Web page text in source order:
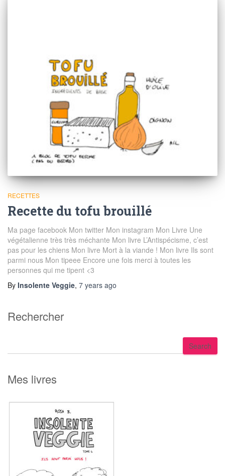
RECETTES
Recette du tofu brouillé
Ma page facebook Mon twitter Mon instagram Mon Livre Une
végétalienne très très méchante Mon livre L’Antispécisme, c’est
pas pour les chiens Mon livre Mort à la viande ! Mon livre Ils sont
parmi nous Mon tipeee Encore une fois merci à toutes les
personnes qui me tipent <3
By Insolente Veggie, 7 years ago
Rechercher
e
c
Search
Mes livres